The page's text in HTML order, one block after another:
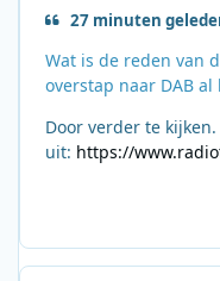
27 minuten
Wat is de reden van
overstap naar DAB
Door verder te
uit: https://